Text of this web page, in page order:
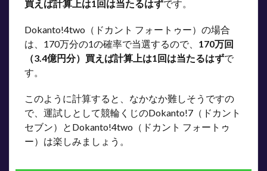
買えば計算上は1回は当たるはずです。
Dokanto!4two（ドカント フォートゥー）の場合
は、170万分の1の確率で当選するので、 170万回
（3.4億円分）買えば計算上は1回は当たるはずで
す。
このように計算すると、なかなか難しそうですの
で、運試しとして競輪くじのDokanto!7（ドカント
セブン）とDokanto!4two（ドカント フォートゥ
ー）は楽しみましょう。